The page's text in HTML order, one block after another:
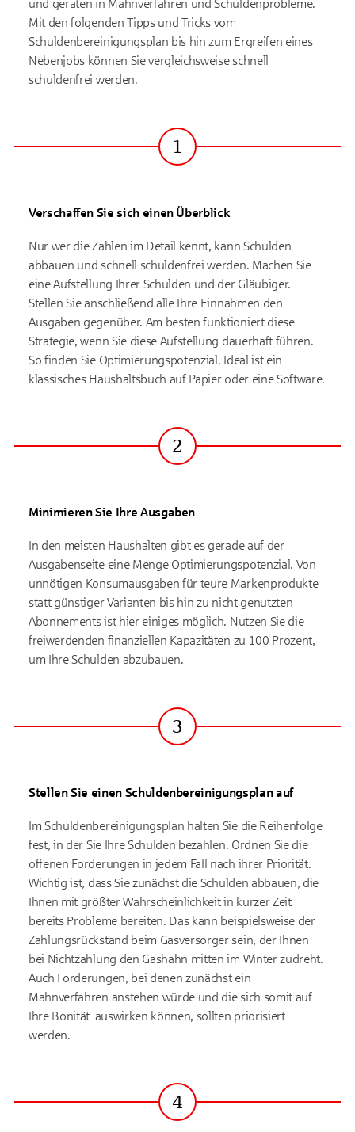
und geraten in Mahnverfahren und Schuldenprobleme.
Mit den folgenden Tipps und Tricks vom
Schuldenbereinigungsplan bis hin zum Ergreifen eines
Nebenjobs können Sie vergleichsweise schnell
schuldenfrei werden.
Schritt
1
Verschaffen Sie sich einen Überblick
Nur wer die Zahlen im Detail kennt, kann Schulden
abbauen und schnell schuldenfrei werden. Machen Sie
eine Aufstellung Ihrer Schulden und der Gläubiger.
Stellen Sie anschließend alle Ihre Einnahmen den
Ausgaben gegenüber. Am besten funktioniert diese
Strategie, wenn Sie diese Aufstellung dauerhaft führen.
So finden Sie Optimierungspotenzial. Ideal ist ein
klassisches Haushaltsbuch auf Papier oder eine Software.
Schritt
2
Minimieren Sie Ihre Ausgaben
In den meisten Haushalten gibt es gerade auf der
Ausgabenseite eine Menge Optimierungspotenzial. Von
unnötigen Konsumausgaben für teure Markenprodukte
statt günstiger Varianten bis hin zu nicht genutzten
Abonnements ist hier einiges möglich. Nutzen Sie die
freiwerdenden finanziellen Kapazitäten zu 100 Prozent,
um Ihre Schulden abzubauen.
Schritt
3
Stellen Sie einen Schuldenbereinigungsplan auf
Im Schuldenbereinigungsplan halten Sie die Reihenfolge
fest, in der Sie Ihre Schulden bezahlen. Ordnen Sie die
offenen Forderungen in jedem Fall nach ihrer Priorität.
Wichtig ist, dass Sie zunächst die Schulden abbauen, die
Ihnen mit größter Wahrscheinlichkeit in kurzer Zeit
bereits Probleme bereiten. Das kann beispielsweise der
Zahlungsrückstand beim Gasversorger sein, der Ihnen
bei Nichtzahlung den Gashahn mitten im Winter zudreht.
Auch Forderungen, bei denen zunächst ein
Mahnverfahren anstehen würde und die sich somit auf
Ihre Bonität auswirken können, sollten priorisiert
werden.
Schritt
4